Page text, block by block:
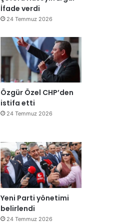
İfade verdi
24 Temmuz 2026
Özgür Özel CHP’den
istifa etti
24 Temmuz 2026
Yeni Parti yönetimi
belirlendi
24 Temmuz 2026